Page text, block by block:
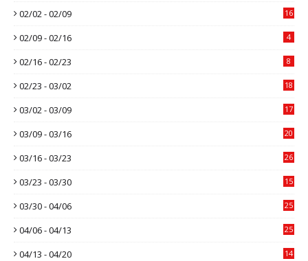
02/02 - 02/09 16
02/09 - 02/16 4
02/16 - 02/23 8
02/23 - 03/02 18
03/02 - 03/09 17
03/09 - 03/16 20
03/16 - 03/23 26
03/23 - 03/30 15
03/30 - 04/06 25
04/06 - 04/13 25
04/13 - 04/20 14